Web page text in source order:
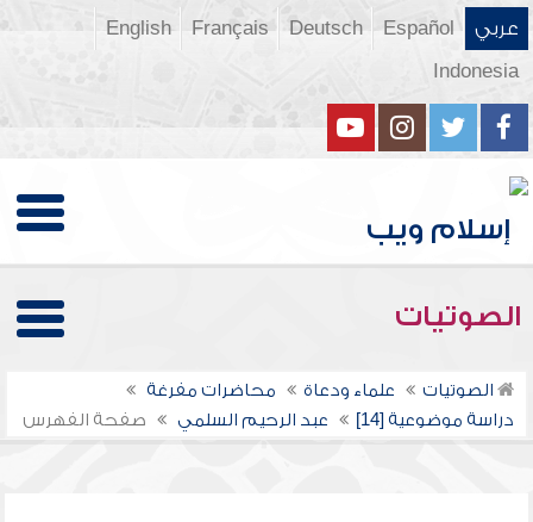
عربي Español
Deutsch
Français
English
Indonesia
الصوتيات
الصوتيات علماء ودعاة
محاضرات مفرغة
دراسة موضوعية [14]
عبد الرحيم السلمي صفحة الفهرس